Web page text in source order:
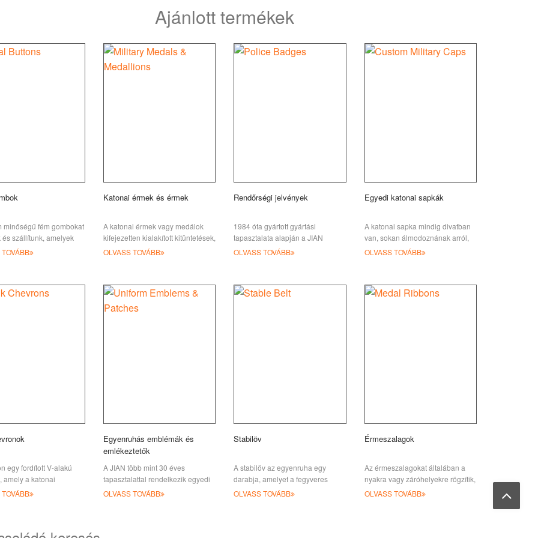
Ajánlott termékek
minőségű fém gombokat
és szállítunk, amelyek
finoman
Katonai érmek és érmek
A katonai érmek vagy medálok
kifejezetten kialakított kitüntetések,
katonai hősiesség, érdemi vagy
OLVASS TOVÁBB
Rendőrségi jelvények
1984 óta gyártott gyártási
tapasztalata alapján a JIAN
számos egyedi és kiváló rendőri
OLVASS TOVÁBB
Egyedi katonai sapkák
A katonai sapka mindig divatban
van, sokan álmodoznának arról,
hogy katonák lesznek, és a
OLVASS TOVÁBB
egy fordított V-alakú
amely a katonai
vállán helyezkedik el.
Egyenruhás emblémák és
emlékeztetők
A JIAN több mint 30 éves
tapasztalattal rendelkezik egyedi
vagy szabványos egyenruhák és
OLVASS TOVÁBB
Stabilöv
A stabilöv az egyenruha egy
darabja, amelyet a fegyveres
erőknél használnak, széles hálós
OLVASS TOVÁBB
Érmeszalagok
Az érmeszalagokat általában a
nyakra vagy záróhelyekre rögzítik,
beleértve a hosszú nyakú
OLVASS TOVÁBB